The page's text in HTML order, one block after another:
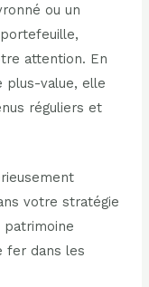
ou un
attention. En
plus-value, elle
réguliers et
votre stratégie
patrimoine
fer dans les